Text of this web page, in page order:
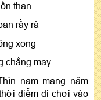
than.
rầy rà
xong
chẳng may
nam mạng năm
điểm đi chơi vào